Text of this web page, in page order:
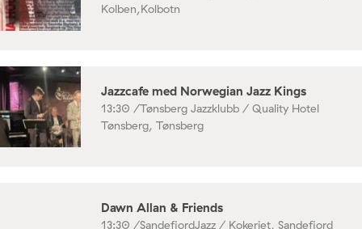
Kolben,Kolbotn
Jazzcafe med Norwegian Jazz Kings
13:30 /Tønsberg Jazzklubb / Quality Hotel
Tønsberg, Tønsberg
Dawn Allan & Friends
13:30 /SandefjordJazz / Kokeriet, Sandefjord